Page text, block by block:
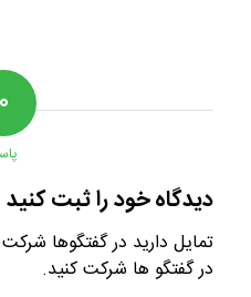
۰
دیدگاه خود را ثبت کنید
تمایل دارید در گفتگوها
در گفتگو ها شرکت کنید.